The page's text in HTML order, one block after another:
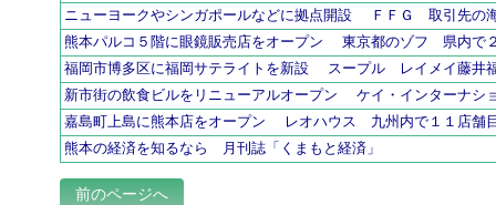
ニューヨークやシンガポールなどに拠点開設 ＦＦＧ 取引先の
熊本パルコ５階に眼鏡販売店をオープン 東京都のゾフ 県内で
福岡市博多区に福岡サテライトを新設 スープル レイメイ藤井
新市街の飲食ビルをリニューアルオープン ケイ・インターナ
嘉島町上島に熊本店をオープン レオハウス 九州内で１１店舗
熊本の経済を知るなら 月刊誌「くまもと経済」
前のページへ